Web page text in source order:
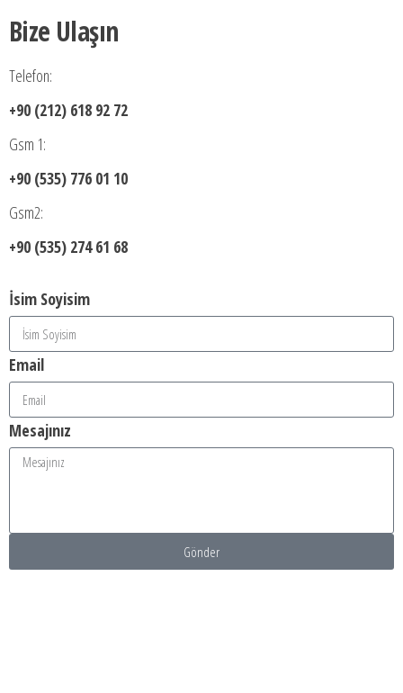
Bize Ulaşın
Telefon:
+90 (212) 618 92 72
Gsm 1:
+90 (535) 776 01 10
Gsm2:
+90 (535) 274 61 68
İsim Soyisim
Email
Mesajınız
Gönder